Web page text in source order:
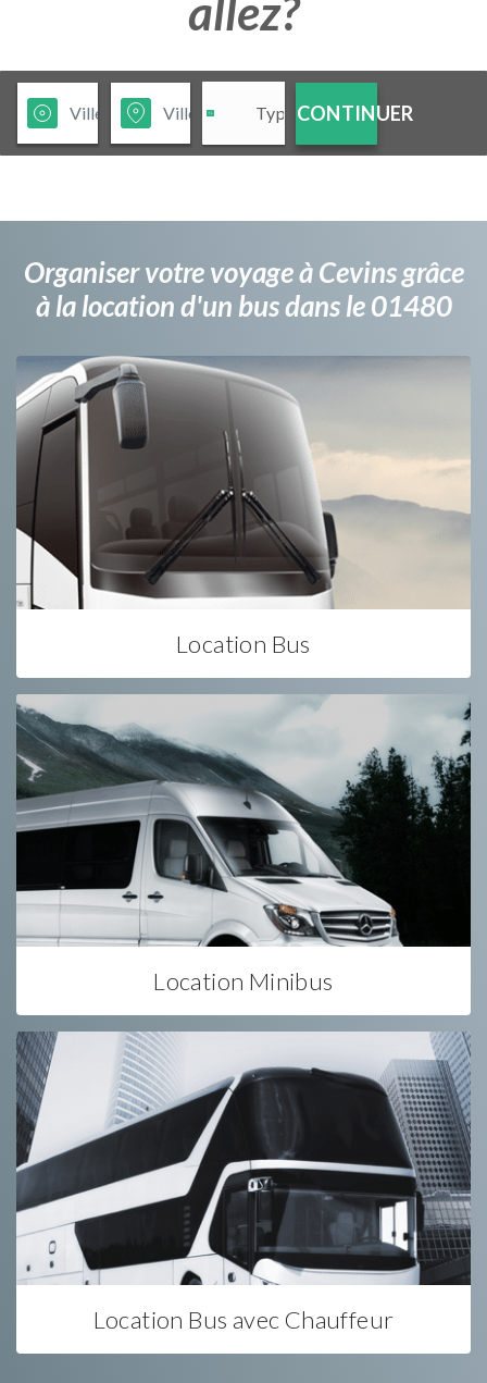
allez?
CONTINUER
Organiser votre voyage à Cevins grâce
à la location d'un bus dans le 01480
Location Bus
Location Minibus
Location Bus avec Chauffeur